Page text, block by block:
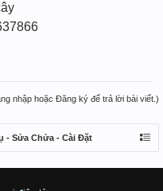
nhập hoặc Đăng ký để trả lời bài viết.)
- Sửa Chửa - Cài Đặt